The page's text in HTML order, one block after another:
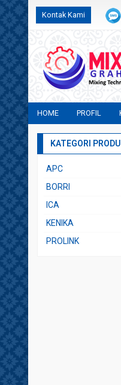
Kontak Kami
HOME PROFIL
KATEGORI
APC
BORRI
ICA
KENIKA
PROLINK